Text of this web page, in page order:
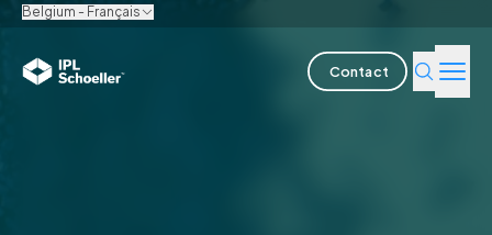
Belgium - Français
Contact